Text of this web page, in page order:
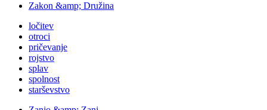
Zakon &amp; Družina
ločitev
otroci
pričevanje
rojstvo
splav
spolnost
starševstvo